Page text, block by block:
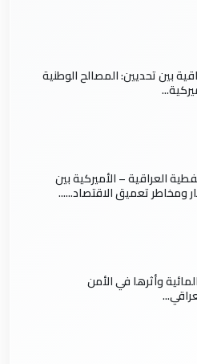
بين تحديين: المصالح الوطنية
العراقية – الأميركية بين
ومخاطر تعميق الاقتصاد......
وأثرها في الأمن